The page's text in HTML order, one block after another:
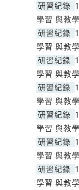
研習紀錄
學習 與教
研習紀錄
學習 與教
研習紀錄
學習 與教
研習紀錄
學習 與教
研習紀錄
學習 與教
研習紀錄
學習 與教
研習紀錄
學習 與教